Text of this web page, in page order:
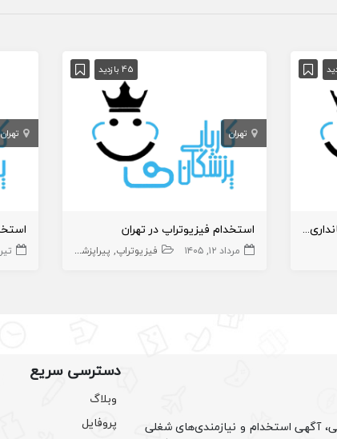
استخدام نیروی خدماتی و مهمانداری در بیمارستان امام رضا تهران
45 بازدید
تهران
استخدام فیزیوتراپ در تهران
مرداد ۱۲, ۱۴۰۵ فیزیوتراپ پیراپزشک
تهران
تیر ۱۸, ۱۴۰۵
آگهی استخدام و نیازمندی‌های شغلی
دسترسی سریع
وبلاگ
پروفایل